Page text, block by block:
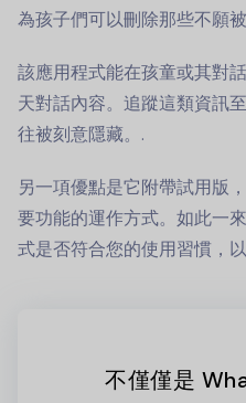
為孩子們可以刪除那些不願
該應用程式能在孩童或其對
天對話內容。追蹤這類資訊
往被刻意隱藏。.
另一項優點是它附帶試用版
要功能的運作方式。如此一
式是否符合您的使用習慣，
不僅僅是